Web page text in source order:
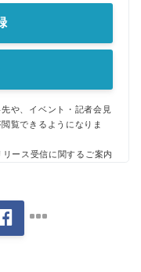
や、イベント・記者会見
覧できるようになりま
リース受信に関するご案内